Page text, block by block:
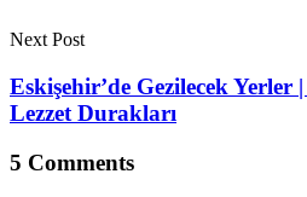
Next Post
Eskişehir’de Gezilecek Yerler
Lezzet Durakları
5 Comments